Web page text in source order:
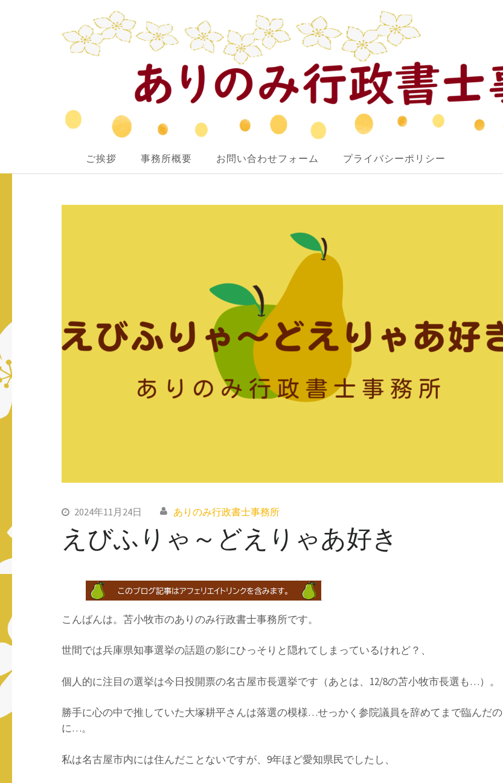
プ
押
ありのみ行政書士事務所
あなたのナシをアリ！に変えていきたい
ご挨拶 事務所概要 お問い合わせフォーム プライバシーポリシー
2024年11月24日 ありのみ行政書士事務所
えびふりゃ～どえりゃあ好き
こんばんは。苫小牧市のありのみ行政書士事務所です。
世間では兵庫県知事選挙の話題の影にひっそりと隠れてしまっているけれど？、
個人的に注目の選挙は今日投開票の名古屋市長選挙です（あとは、12/8の苫小牧市長選も…）。
勝手に心の中で推していた大塚耕平さんは落選の模様…せっかく参院議員を辞めてまで臨んだの
に…。
私は名古屋市内には住んだことないですが、9年ほど愛知県民でしたし、